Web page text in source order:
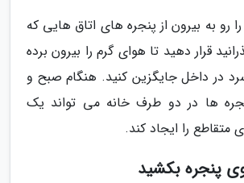
رو به بیرون از پنجره های اتاق هایی که
قرار دهید تا هوای گرم را بیرون برده
در داخل جایگزین کنید. هنگام صبح و
ها در دو طرف خانه می تواند یک
متقاطع را ایجاد کند.